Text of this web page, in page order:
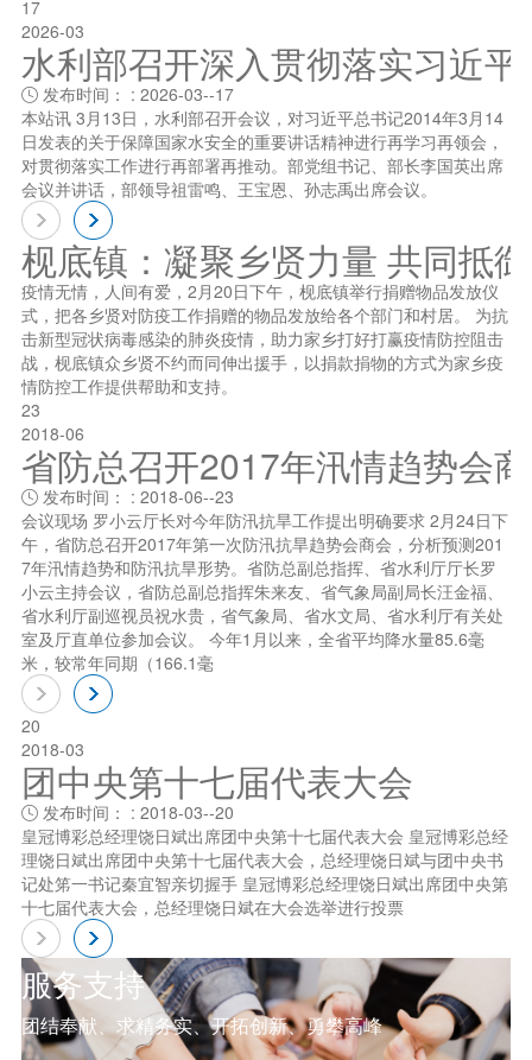
17
2026-03
水利部召开深入贯彻落实习近
发布时间： : 2026-03--17
本站讯 3月13日，水利部召开会议，对习近平总书记2014年3月14
日发表的关于保障国家水安全的重要讲话精神进行再学习再领会，
对贯彻落实工作进行再部署再推动。部党组书记、部长李国英出席
会议并讲话，部领导祖雷鸣、王宝恩、孙志禹出席会议。
枧底镇：凝聚乡贤力量 共同抵
疫情无情，人间有爱，2月20日下午，枧底镇举行捐赠物品发放仪
式，把各乡贤对防疫工作捐赠的物品发放给各个部门和村居。 为抗
击新型冠状病毒感染的肺炎疫情，助力家乡打好打赢疫情防控阻击
战，枧底镇众乡贤不约而同伸出援手，以捐款捐物的方式为家乡疫
情防控工作提供帮助和支持。
23
2018-06
省防总召开2017年汛情趋势会
发布时间： : 2018-06--23
会议现场 罗小云厅长对今年防汛抗旱工作提出明确要求 2月24日下
午，省防总召开2017年第一次防汛抗旱趋势会商会，分析预测201
7年汛情趋势和防汛抗旱形势。省防总副总指挥、省水利厅厅长罗
小云主持会议，省防总副总指挥朱来友、省气象局副局长汪金福、
省水利厅副巡视员祝水贵，省气象局、省水文局、省水利厅有关处
室及厅直单位参加会议。 今年1月以来，全省平均降水量85.6毫
米，较常年同期（166.1毫
20
2018-03
团中央第十七届代表大会
发布时间： : 2018-03--20
皇冠博彩总经理饶日斌出席团中央第十七届代表大会 皇冠博彩总经
理饶日斌出席团中央第十七届代表大会，总经理饶日斌与团中央书
记处笫一书记秦宜智亲切握手 皇冠博彩总经理饶日斌出席团中央第
十七届代表大会，总经理饶日斌在大会选举进行投票
服务支持
团结奉献、求精务实、开拓创新、勇攀高峰